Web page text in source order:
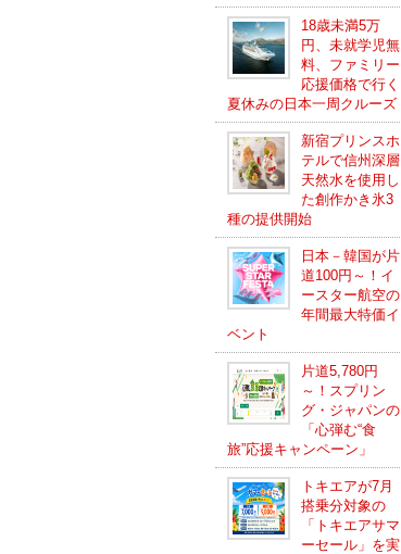
18歳未満5万
円、未就学児無
料、ファミリー
応援価格で行く
夏休みの日本一周クルーズ
新宿プリンスホ
テルで信州深層
天然水を使用し
た創作かき氷3
種の提供開始
日本－韓国が片
道100円～！イ
ースター航空の
年間最大特価イ
ベント
片道5,780円
～！スプリン
グ・ジャパンの
「心弾む“食
旅”応援キャンペーン」
トキエアが7月
搭乗分対象の
「トキエアサマ
ーセール」を実